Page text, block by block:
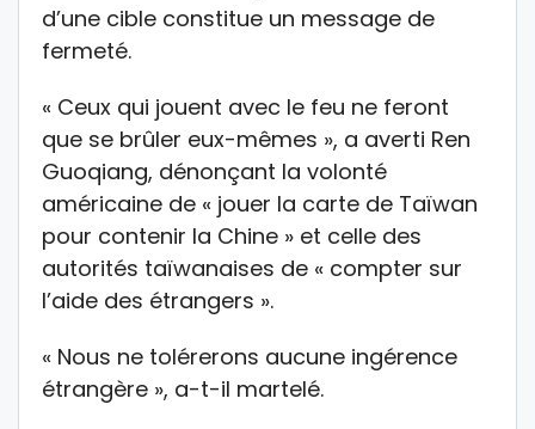
d’une cible constitue un message de
fermeté.
« Ceux qui jouent avec le feu ne feront
que se brûler eux-mêmes », a averti Ren
Guoqiang, dénonçant la volonté
américaine de « jouer la carte de Taïwan
pour contenir la Chine » et celle des
autorités taïwanaises de « compter sur
l’aide des étrangers ».
« Nous ne tolérerons aucune ingérence
étrangère », a-t-il martelé.